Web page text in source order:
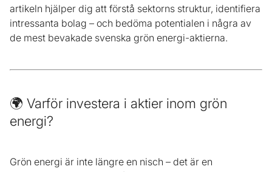
artikeln hjälper dig att förstå sektorns struktur, identifiera
intressanta bolag – och bedöma potentialen i några av
de mest bevakade svenska grön energi-aktierna.
🌍 Varför investera i aktier inom grön
energi?
Grön energi är inte längre en nisch – det är en